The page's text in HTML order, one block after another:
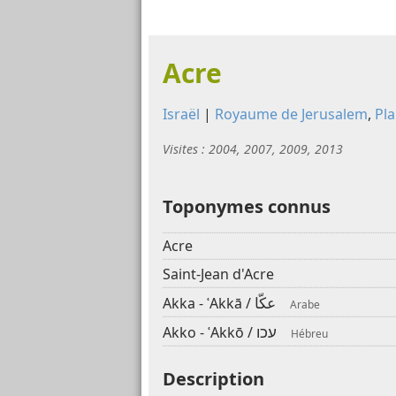
Acre
Israël | Royaume de Jerusalem,
Visites : 2004, 2007, 2009, 2013
Toponymes connus
Acre
Saint-Jean d'Acre
Akka - ʿAkkā / عكّا Arabe
Akko - ʿAkkō / עכו Hébreu
Description